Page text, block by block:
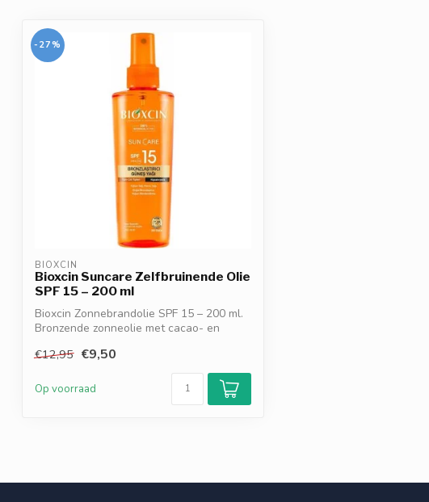
-27%
BIOXCIN
Bioxcin Suncare Zelfbruinende Olie
SPF 15 – 200 ml
Bioxcin Zonnebrandolie SPF 15 – 200 ml.
Bronzende zonneolie met cacao- en
€12,95 €9,50
Op voorraad